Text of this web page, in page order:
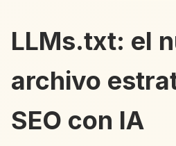
LLMs.txt: el
archivo
SEO con IA